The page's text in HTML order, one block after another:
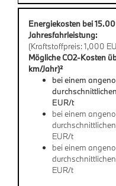
Energiekosten bei
Jahresfahrleistung:
(Kraftstoffpreis: 1,000
Mögliche CO2-Kosten
km/Jahr)²
bei einem
EUR/t
bei einem
EUR/t
bei einem
EUR/t